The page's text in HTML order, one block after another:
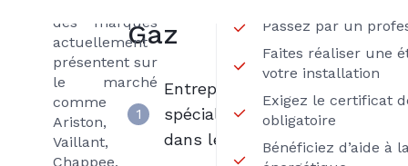
des marques
actuellement
présentent sur
le marché
comme
Ariston,
Vaillant,
Chappee,
Passez par un
Faites réaliser une
votre installation
Exigez le certificat
obligatoire
Bénéficiez d’aide à
Gaz
1
Entreprise
spécialisée
dans le SAV